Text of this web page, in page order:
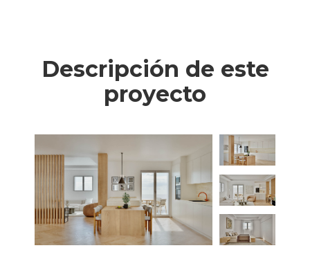
Descripción de este
proyecto